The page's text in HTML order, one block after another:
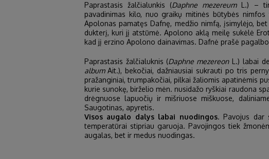
Paprastasis žalčialunkis (Daphne mezereumL.) –
pavadinimas kilo, nuo graikų mitinės būtybės
Apolonas pamatęs Dafnę, medžio nimfą, įsimylėjo,
dukterį, kuri jį atstūmė. Apolono aklą meilę sukėlė
kad jį erzino Apolono dainavimas. Dafnė prašė
Paprastasis žalčialuknis (Daphne mezereonL.) labai
album Ait.), bekočiai, dažniausiai sukrauti po tris
pražanginiai, trumpakočiai, pilkai žaliomis apatinėmis
kurie sunokę, birželio mėn. nusidažo ryškiai raudona
drėgnuose lapuočių ir mišriuose miškuose,
Saugotinas, apyretis.
Visos augalo dalys labai nuodingos. Pavojus dar
temperatūrai stipriau garuoja. Pavojingos tiek
augalas, bet ir medus nuodingas.